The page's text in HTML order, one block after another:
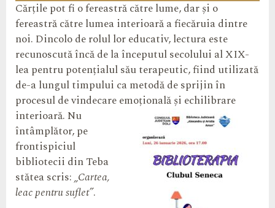
Cărțile pot fi o fereastră către lume, dar și o
fereastră către lumea interioară a fiecăruia dintre
noi. Dincolo de rolul lor educativ, lectura este
recunoscută încă de la începutul secolului al XIX-
lea pentru potențialul său terapeutic, fiind utilizată
de-a lungul timpului ca metodă de sprijin în
procesul de vindecare emoțională și echilibrare
interioară. Nu
întâmplător, pe
frontispiciul
bibliotecii din Teba
stătea scris:„Cartea,
leac pentru suflet”.